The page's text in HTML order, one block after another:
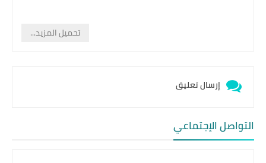
تحميل المزيد...
إرسال تعليق
التواصل الإجتماعي